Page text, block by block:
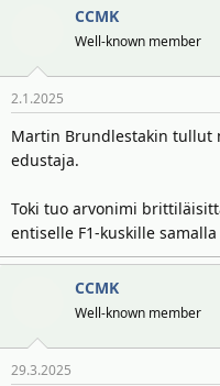
CCMK
Well-known member
2.1.2025
Martin Brundlestakin tullut
edustaja.
Toki tuo arvonimi
entiselle F1-kuskille
CCMK
Well-known member
29.3.2025